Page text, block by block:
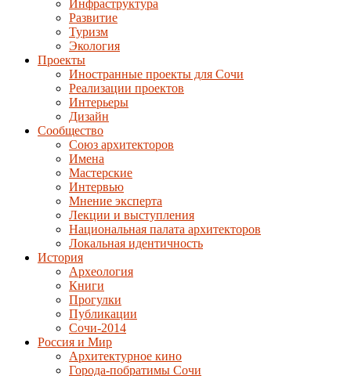
Инфраструктура
Развитие
Туризм
Экология
Проекты
Иностранные проекты для Сочи
Реализации проектов
Интерьеры
Дизайн
Сообщество
Союз архитекторов
Имена
Мастерские
Интервью
Мнение эксперта
Лекции и выступления
Национальная палата архитекторов
Локальная идентичность
История
Археология
Книги
Прогулки
Публикации
Сочи-2014
Россия и Мир
Архитектурное кино
Города-побратимы Сочи